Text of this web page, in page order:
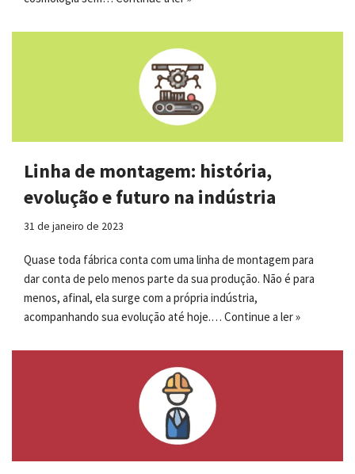
Linha de montagem: história,
evolução e futuro na indústria
31 de janeiro de 2023
Quase toda fábrica conta com uma linha de montagem para
dar conta de pelo menos parte da sua produção. Não é para
menos, afinal, ela surge com a própria indústria,
acompanhando sua evolução até hoje.… Continue a ler »